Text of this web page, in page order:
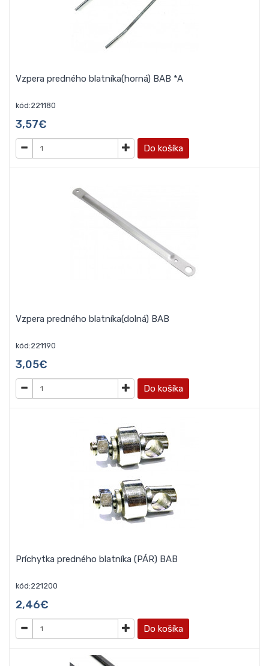
Vzpera predného blatníka(horná) BAB *A
kód:221180
3,57€
Do košíka
Vzpera predného blatníka(dolná) BAB
kód:221190
3,05€
Do košíka
Príchytka predného blatníka (PÁR) BAB
kód:221200
2,46€
Do košíka